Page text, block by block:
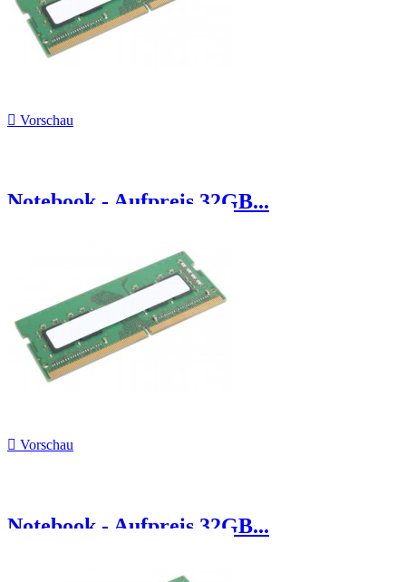
 Vorschau
Notebook - Aufpreis 32GB...
 Vorschau
Notebook - Aufpreis 32GB...